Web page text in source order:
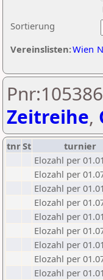
Sortierung
Vereinslisten:Wien
Zeitreihe,
tnrSt turnier
Elozahl per
Elozahl per
Elozahl per
Elozahl per
Elozahl per
Elozahl per
Elozahl per
Elozahl per
Elozahl per